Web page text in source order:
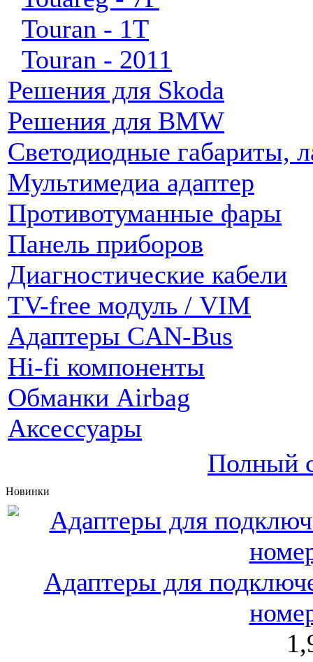
Touran - 1T
Touran - 2011
Решения для Skoda
Решения для BMW
Светодиодные габариты,
Мультимедиа адаптер
Противотуманные фары
Панель приборов
Диагностические кабели
TV-free модуль / VIM
Адаптеры CAN-Bus
Hi-fi компоненты
Обманки Airbag
Аксессуары
Полный
Новинки
Адаптеры для